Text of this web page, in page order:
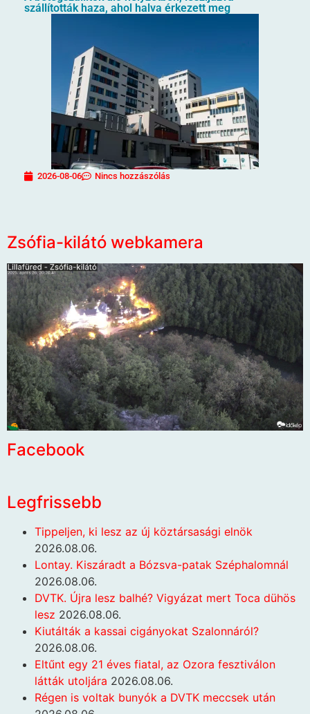
szállították haza, ahol halva érkezett meg
2026-08-06 Nincs hozzászólás
Zsófia-kilátó webkamera
Facebook
Legfrissebb
Tippeljen, ki lesz az új köztársasági elnök
2026.08.06.
Lontay. Kiszáradt a Bózsva-patak Széphalomnál
2026.08.06.
DVTK. Újra lesz balhé? Vigyázat mert Toca dühös
lesz 2026.08.06.
Kiutálták a kassai cigányokat Szalonnáról?
2026.08.06.
Eltűnt egy 21 éves fiatal, az Ozora fesztiválon
látták utoljára 2026.08.06.
Régen is voltak bunyók a DVTK meccsek után